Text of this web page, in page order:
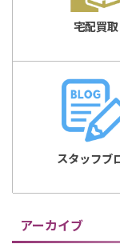
宅配買取
スタッフブ
アーカイブ